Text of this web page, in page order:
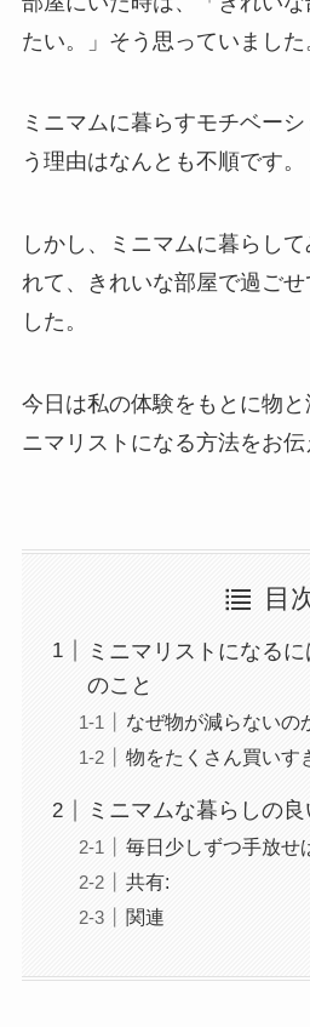
たい。」そう思っていました
ミニマムに暮らすモチベー
う理由はなんとも不順です。
しかし、ミニマムに暮らし
れて、きれいな部屋で過ご
した。
今日は私の体験をもとに物と
ニマリストになる方法をお伝
目
ミニマリストになる
のこと
なぜ物が減らないの
物をたくさん買いす
ミニマムな暮らしの
毎日少しずつ手放せ
共有:
関連